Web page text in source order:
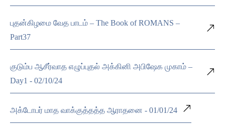
புதன்கிழமை வேத பாடம் – The Book of ROMANS –
Part37
குடும்ப ஆசீர்வாத எழுப்புதல் அக்கினி அபிஷேக முகாம் –
Day1 - 02/10/24
அக்டோபர் மாத வாக்குத்தத்த ஆராதனை - 01/01/24